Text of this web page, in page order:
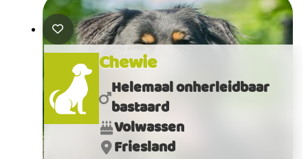
Chewie
Helemaal onherleidbaar
bastaard
Volwassen
Friesland